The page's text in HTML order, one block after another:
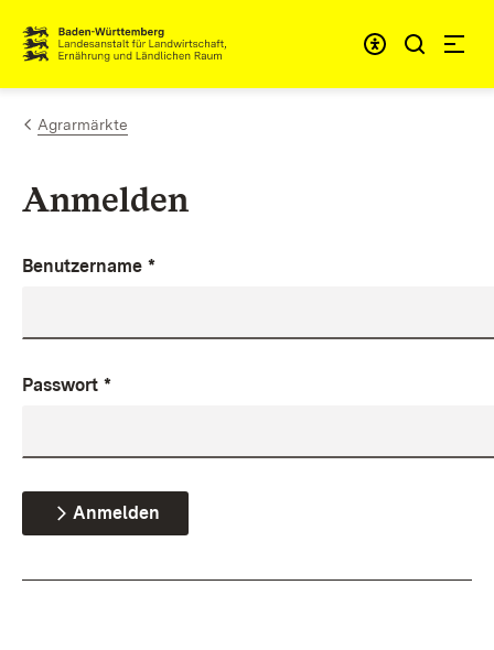
Zum Inhalt springen
Link zur Startseite
Agrarmärkte
Anmelden
Benutzername *
Passwort *
Anmelden